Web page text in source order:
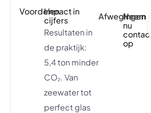
VoordelenImpact in
cijfers
Resultaten in
de praktijk:
5,4 ton minder
CO₂. Van
zeewater tot
perfect glas
Afwegingen
Neem
nu
contact
op